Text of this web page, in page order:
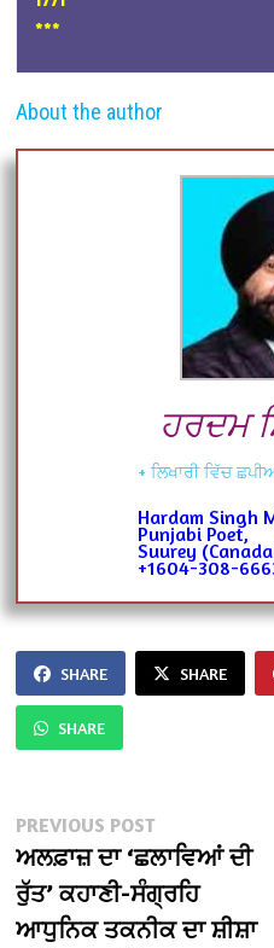
***
About the author
ਹਰਦਮ
+ ਲਿਖਾਰੀ ਵਿੱਚ
Hardam Singh
Punjabi Poet,
Suurey
+1604-308-
SHARE SHARE
SHARE
Post
navigation
PREVIOUS POSTPrevious
post:
ਅਲਫ਼ਾਜ਼ ਦਾ ‘ਛਲਾਵਿਆਂ ਦੀ
ਰੁੱਤ’ ਕਹਾਣੀ-ਸੰਗ੍ਰਹਿ
ਆਧੁਨਿਕ ਤਕਨੀਕ ਦਾ ਸ਼ੀਸ਼ਾ